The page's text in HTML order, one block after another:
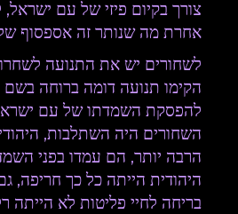
צורך בקיום פיזי של עם ישראל,
אחרת מה שנותר זה אספסוף
לשחורים יש את התנועה
הקימו תנועה דומה ברוחה בשם
להפסקת השמדתו של עם
השחורים היה השתלבות,
הרבה יותר, הם עמדו בפני
היהודית הייתה כל כך חריפה,
בריחה לחיי פליטות לא הייתה